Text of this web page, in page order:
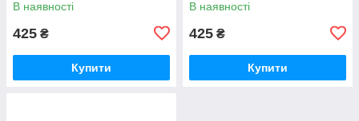
В наявності
425 ₴
Купити
В наявності
425 ₴
Купити